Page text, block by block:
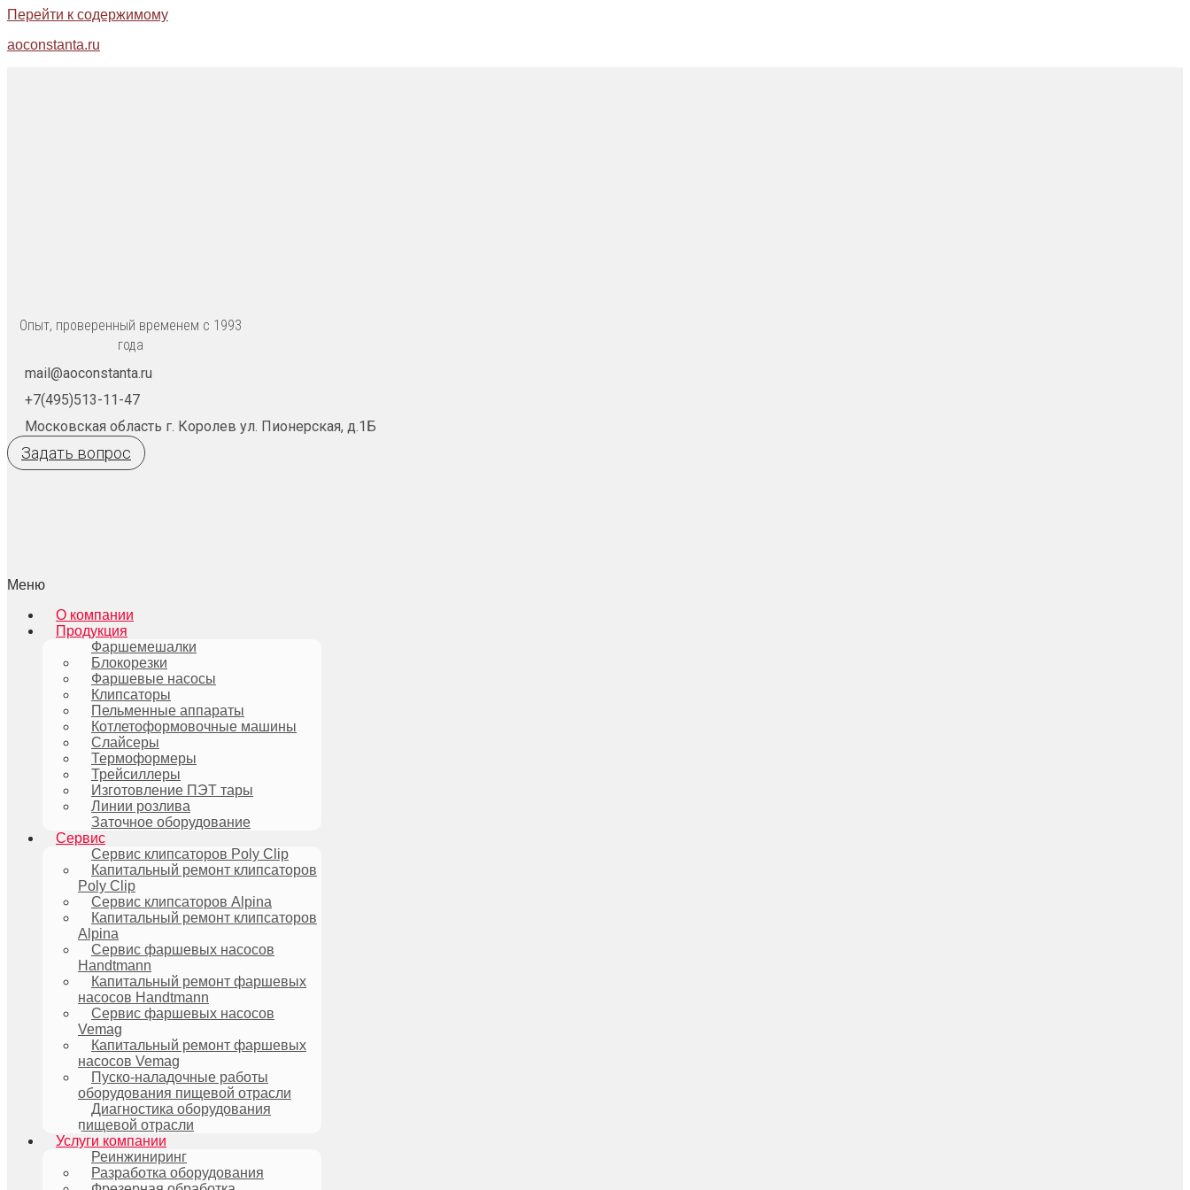
Перейти к содержимому
aoconstanta.ru
Опыт, проверенный временем с 1993
года
mail@aoconstanta.ru
+7(495)513-11-47
Московская область г. Королев ул. Пионерская, д.1Б
Задать вопрос
Меню
О компании
Продукция
Фаршемешалки
Блокорезки
Фаршевые насосы
Клипсаторы
Пельменные аппараты
Котлетоформовочные машины
Слайсеры
Термоформеры
Трейсиллеры
Изготовление ПЭТ тары
Линии розлива
Заточное оборудование
Сервис
Сервис клипсаторов Poly Clip
Капитальный ремонт клипсаторов
Poly Clip
Сервис клипсаторов Alpina
Капитальный ремонт клипсаторов
Alpina
Сервис фаршевых насосов
Handtmann
Капитальный ремонт фаршевых
насосов Handtmann
Сервис фаршевых насосов
Vemag
Капитальный ремонт фаршевых
насосов Vemag
Пуско-наладочные работы
оборудования пищевой отрасли
Диагностика оборудования
пищевой отрасли
Услуги компании
Реинжиниринг
Разработка оборудования